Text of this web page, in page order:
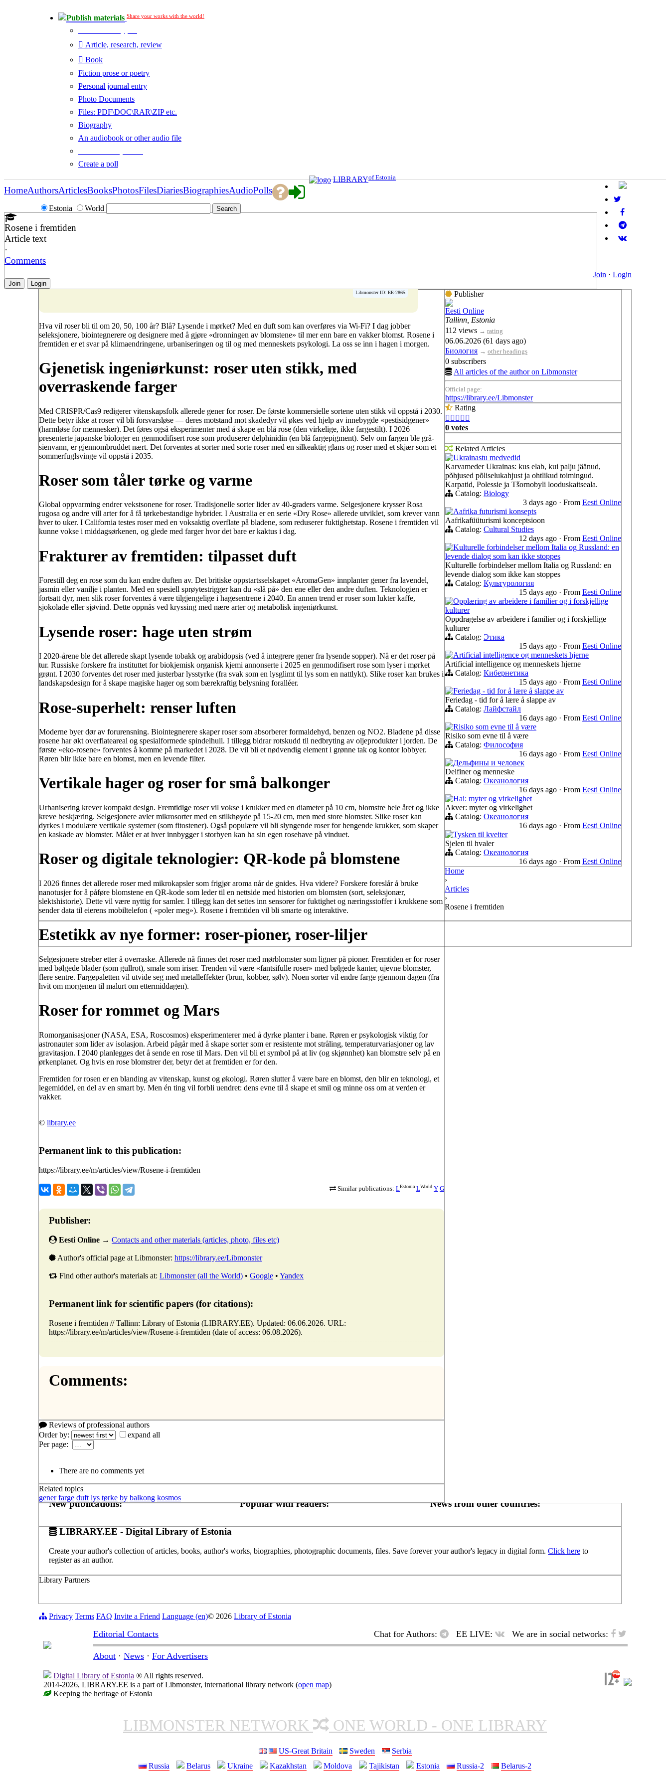
Publish materials Share your works with the world!
Article, research, review
Book
Fiction prose or poetry
Personal journal entry
Photo Documents
Files: PDF\DOC\RAR\ZIP etc.
Biography
An audiobook or other audio file
Create a poll
Estonia World
LIBRARYof Estonia
Join · Login
HomeAuthorsArticlesBooksPhotosFilesDiariesBiographiesAudioPolls
Rosene i fremtiden
Article text
·
Comments
Join Login
Libmonster ID: EE-2865
Hva vil roser bli til om 20, 50, 100 år? Blå? Lysende i mørket? Med en duft som kan overføres via Wi-Fi? I dag jobber
seleksjonere, biointegnerere og designere med å gjøre «dronningen av blomstene» til mer enn bare en vakker blomst. Rosene i
fremtiden er et svar på klimaendringene, urbaniseringen og til og med menneskets psykologi. La oss se inn i hagen i morgen.
Gjenetisk ingeniørkunst: roser uten stikk, med
overraskende farger
Med CRISPR/Cas9 redigerer vitenskapsfolk allerede gener for roser. De første kommersielle sortene uten stikk vil oppstå i 2030.
Dette betyr ikke at roser vil bli forsvarsløse — deres motstand mot skadedyr vil økes ved hjelp av innebygde «pestisidgener»
(harmløse for mennesker). Det føres også eksperimenter med å skape en blå rose (den virkelige, ikke fargestilt). I 2026
presenterte japanske biologer en genmodifisert rose som produserer delphinidin (en blå fargepigment). Selv om fargen ble grå-
sienvann, er gjennombruddet nært. Det forventes at sorter med sorte roser med en silkeaktig glans og roser med et skjær som et
sommerfuglsvinge vil oppstå i 2035.
Roser som tåler tørke og varme
Global oppvarming endrer vekstsonene for roser. Tradisjonelle sorter lider av 40-graders varme. Selgesjonere krysser Rosa
rugosa og andre vill arter for å få tørkebestandige hybrider. I Australia er en serie «Dry Rose» allerede utviklet, som krever vann
hver to uker. I California testes roser med en voksaktig overflate på bladene, som reduserer fuktighetstap. Rosene i fremtiden vil
kunne vokse i middagsørkenen, og glede med farger hvor det bare er kaktus i dag.
Frakturer av fremtiden: tilpasset duft
Forestill deg en rose som du kan endre duften av. Det britiske oppstartsselskapet «AromaGen» innplanter gener fra lavendel,
jasmin eller vanilje i planten. Med en spesiell sprøytestrigger kan du «slå på» den ene eller den andre duften. Teknologien er
fortsatt dyr, men slik roser forventes å være tilgjengelige i hagesentrene i 2040. En annen trend er roser som lukter kaffe,
sjokolade eller sjøvind. Dette oppnås ved kryssing med nære arter og metabolisk ingeniørkunst.
Lysende roser: hage uten strøm
I 2020-årene ble det allerede skapt lysende tobakk og arabidopsis (ved å integrere gener fra lysende sopper). Nå er det roser på
tur. Russiske forskere fra instituttet for biokjemisk organisk kjemi annonserte i 2025 en genmodifisert rose som lyser i mørket
grønt. I 2030 forventes det roser med justerbar lysstyrke (fra svak som en lysglimt til lys som en nattlykt). Slike roser kan brukes i
landskapsdesign for å skape magiske hager og som bærekraftig belysning foralléer.
Rose-superhelt: renser luften
Moderne byer dør av forurensning. Biointegnerere skaper roser som absorberer formaldehyd, benzen og NO2. Bladene på disse
rosene har økt overflateareal og spesialformede spindelhull. I tillegg bidrar rotskudd til nedbryting av oljeprodukter i jorden. De
første «eko-rosene» forventes å komme på markedet i 2028. De vil bli et nødvendig element i grønne tak og kontor lobbyer.
Røren blir ikke bare en blomst, men en levende filter.
Vertikale hager og roser for små balkonger
Urbanisering krever kompakt design. Fremtidige roser vil vokse i krukker med en diameter på 10 cm, blomstre hele året og ikke
kreve beskjæring. Selgesjonere avler mikrosorter med en stilkhøyde på 15-20 cm, men med store blomster. Slike roser kan
dyrkes i modulære vertikale systemer (som fitostener). Også populære vil bli slyngende roser for hengende krukker, som skaper
en kaskade av blomster. Målet er at hver innbygger i storbyen kan ha sin egen rosehave på vinduet.
Roser og digitale teknologier: QR-kode på blomstene
I 2026 finnes det allerede roser med mikrokapsler som frigjør aroma når de gnides. Hva videre? Forskere foreslår å bruke
nanotusjer for å påføre blomstene en QR-kode som leder til en nettside med historien om blomsten (sort, seleksjonær,
slektshistorie). Dette vil være nyttig for samler. I tillegg kan det settes inn sensorer for fuktighet og næringsstoffer i krukkene som
sender data til eierens mobiltelefon ( «poler meg»). Rosene i fremtiden vil bli smarte og interaktive.
Estetikk av nye former: roser-pioner, roser-liljer
Selgesjonere streber etter å overraske. Allerede nå finnes det roser med mørblomster som ligner på pioner. Fremtiden er for roser
med bølgede blader (som gullrot), smale som iriser. Trenden vil være «fantsifulle roser» med bølgede kanter, ujevne blomster,
flere sentre. Fargepaletten vil utvide seg med metalleffekter (brun, kobber, sølv). Noen sorter vil endre farge gjennom dagen (fra
hvit om morgenen til malurt om ettermiddagen).
Roser for rommet og Mars
Romorganisasjoner (NASA, ESA, Roscosmos) eksperimenterer med å dyrke planter i bane. Røren er psykologisk viktig for
astronauter som lider av isolasjon. Arbeid pågår med å skape sorter som er resistente mot stråling, temperaturvariasjoner og lav
gravitasjon. I 2040 planlegges det å sende en rose til Mars. Den vil bli et symbol på at liv (og skjønnhet) kan blomstre selv på en
ørkenplanet. Og hvis en rose blomstrer der, betyr det at fremtiden er for den.
Fremtiden for rosen er en blanding av vitenskap, kunst og økologi. Røren slutter å være bare en blomst, den blir en teknologi, et
legemiddel, en del av en smart by. Men én ting vil forbli uendret: dens evne til å skape et smil og minne oss om at verden er
vakker.
© library.ee
Permanent link to this publication:
https://library.ee/m/articles/view/Rosene-i-fremtiden
Similar publications: LEstonia LWorld Y G
Publisher:
Eesti Online → Contacts and other materials (articles, photo, files etc)
Author's official page at Libmonster: https://library.ee/Libmonster
Find other author's materials at: Libmonster (all the World) • Google • Yandex
Permanent link for scientific papers (for citations):
Rosene i fremtiden // Tallinn: Library of Estonia (LIBRARY.EE). Updated: 06.06.2026. URL:
https://library.ee/m/articles/view/Rosene-i-fremtiden (date of access: 06.08.2026).
Comments:
Reviews of professional authors
Order by:
expand all
Per page:
There are no comments yet
Related topics
gener farge duft lys tørke by balkong kosmos
Publisher
Eesti Online
Tallinn, Estonia
112 views → rating
06.06.2026 (61 days ago)
Биология → other headings
0 subscribers
All articles of the author on Libmonster
Official page:
https://library.ee/Libmonster
Rating
    
0 votes
Related Articles
Ukrainastu medvedid
Karvameder Ukrainas: kus elab, kui palju jäänud,
põhjused põliselukahjust ja ohtlikud toimingud.
Karpatid, Polessie ja Tšornobyli looduskaitseala.
Catalog: Biology
3 days ago · From Eesti Online
Aafrika futurismi konsepts
Aafrikafüüturismi konceptsioon
Catalog: Cultural Studies
12 days ago · From Eesti Online
Kulturelle forbindelser mellom Italia og Russland: en
levende dialog som kan ikke stoppes
Kulturelle forbindelser mellom Italia og Russland: en
levende dialog som ikke kan stoppes
Catalog: Культурология
15 days ago · From Eesti Online
Opplæring av arbeidere i familier og i forskjellige
kulturer
Oppdragelse av arbeidere i familier og i forskjellige
kulturer
Catalog: Этика
15 days ago · From Eesti Online
Artificial intelligence og menneskets hjerne
Artificial intelligence og menneskets hjerne
Catalog: Кибернетика
15 days ago · From Eesti Online
Feriedag - tid for å lære å slappe av
Feriedag - tid for å lære å slappe av
Catalog: Лайфстайл
16 days ago · From Eesti Online
Risiko som evne til å være
Risiko som evne til å være
Catalog: Философия
16 days ago · From Eesti Online
Дельфины и человек
Delfiner og menneske
Catalog: Океанология
16 days ago · From Eesti Online
Hai: myter og virkelighet
Akver: myter og virkelighet
Catalog: Океанология
16 days ago · From Eesti Online
Tysken til kveiter
Sjelen til hvaler
Catalog: Океанология
16 days ago · From Eesti Online
New publications: Popular with readers: News from other countries:
LIBRARY.EE - Digital Library of Estonia
Create your author's collection of articles, books, author's works, biographies, photographic documents, files. Save forever your author's legacy in digital form. Click here to
register as an author.
Library Partners
Home
›
Articles
›
Rosene i fremtiden
Privacy Terms FAQ Invite a Friend Language (en)© 2026 Library of Estonia
Editorial Contacts Chat for Authors: EE LIVE: We are in social networks:
About · News · For Advertisers
Digital Library of Estonia ® All rights reserved.
2014-2026, LIBRARY.EE is a part of Libmonster, international library network (open map)
Keeping the heritage of Estonia
LIBMONSTER NETWORK ONE WORLD - ONE LIBRARY
US-Great Britain Sweden
Serbia
Russia
Belarus Ukraine Kazakhstan Moldova Tajikistan Estonia Russia-2 Belarus-2